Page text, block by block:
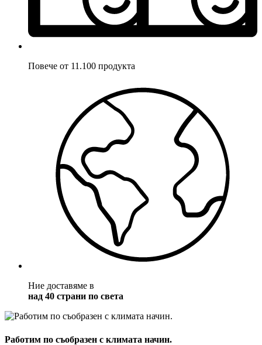
Повече от 11.100 продукта
Ние доставяме в
над 40 страни по света
Работим по съобразен с климата начин.